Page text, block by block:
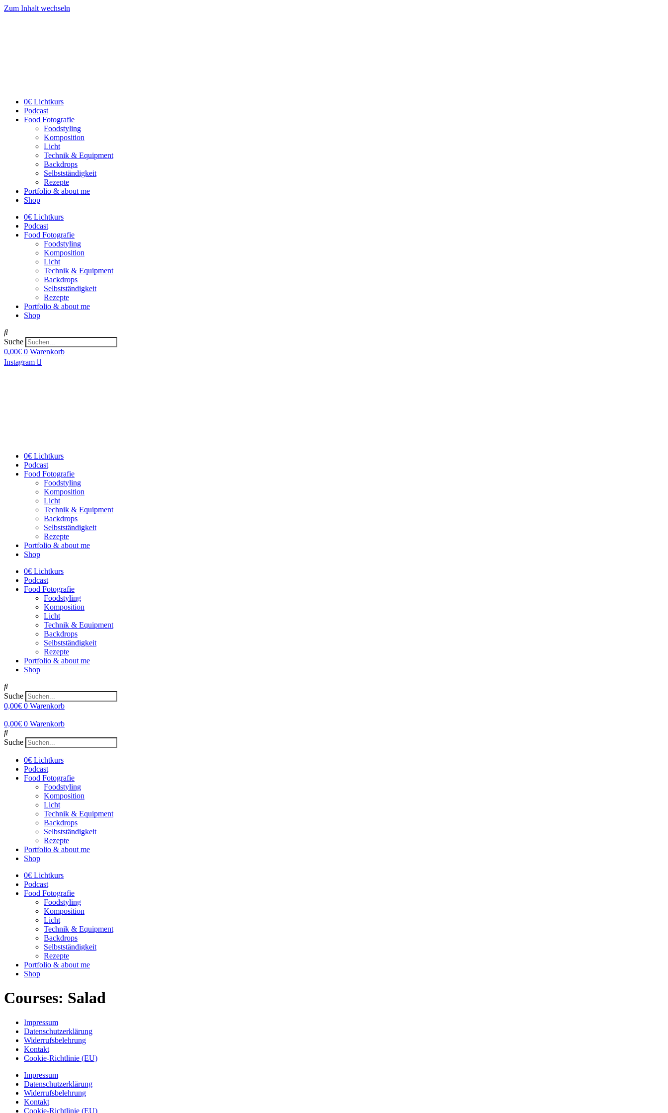
Zum Inhalt wechseln
0€ Lichtkurs
Podcast
Food Fotografie
Foodstyling
Komposition
Licht
Technik & Equipment
Backdrops
Selbstständigkeit
Rezepte
Portfolio & about me
Shop
0€ Lichtkurs
Podcast
Food Fotografie
Foodstyling
Komposition
Licht
Technik & Equipment
Backdrops
Selbstständigkeit
Rezepte
Portfolio & about me
Shop
Suche
0,00€ 0 Warenkorb
Instagram
0€ Lichtkurs
Podcast
Food Fotografie
Foodstyling
Komposition
Licht
Technik & Equipment
Backdrops
Selbstständigkeit
Rezepte
Portfolio & about me
Shop
0€ Lichtkurs
Podcast
Food Fotografie
Foodstyling
Komposition
Licht
Technik & Equipment
Backdrops
Selbstständigkeit
Rezepte
Portfolio & about me
Shop
Suche
0,00€ 0 Warenkorb
0,00€ 0 Warenkorb
Suche
0€ Lichtkurs
Podcast
Food Fotografie
Foodstyling
Komposition
Licht
Technik & Equipment
Backdrops
Selbstständigkeit
Rezepte
Portfolio & about me
Shop
0€ Lichtkurs
Podcast
Food Fotografie
Foodstyling
Komposition
Licht
Technik & Equipment
Backdrops
Selbstständigkeit
Rezepte
Portfolio & about me
Shop
Courses: Salad
Impressum
Datenschutzerklärung
Widerrufsbelehrung
Kontakt
Cookie-Richtlinie (EU)
Impressum
Datenschutzerklärung
Widerrufsbelehrung
Kontakt
Cookie-Richtlinie (EU)